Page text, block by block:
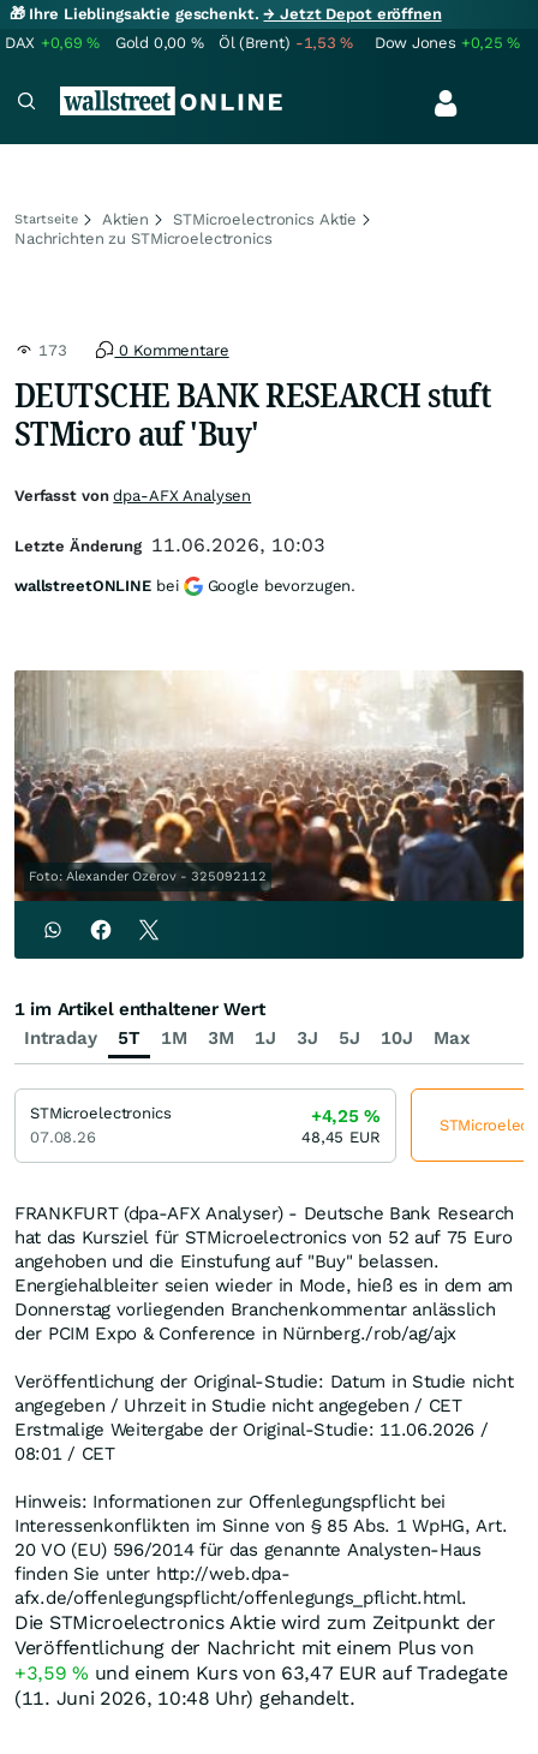
🎁 Ihre Lieblingsaktie geschenkt.→ Jetzt Depot eröffnen
DAX +0,69% Gold 0,00 % Öl (Brent) -1,53% Dow Jones +0,25%
Startseite Aktien
STMicroelectronics Aktie
Nachrichten zu STMicroelectronics
173 0 Kommentare
DEUTSCHE BANK RESEARCH stuft
STMicro auf 'Buy'
Foto: Alexander Ozerov - 325092112
FRANKFURT (dpa-AFX Analyser) - Deutsche Bank Research
hat das Kursziel für STMicroelectronics von 52 auf 75 Euro
angehoben und die Einstufung auf "Buy" belassen.
Energiehalbleiter seien wieder in Mode, hieß es in dem am
Donnerstag vorliegenden Branchenkommentar anlässlich
der PCIM Expo & Conference in Nürnberg./rob/ag/ajx
Veröffentlichung der Original-Studie: Datum in Studie nicht
angegeben / Uhrzeit in Studie nicht angegeben / CET
Erstmalige Weitergabe der Original-Studie: 11.06.2026 /
08:01 / CET
Hinweis: Informationen zur Offenlegungspflicht bei
Interessenkonflikten im Sinne von § 85 Abs. 1 WpHG, Art.
20 VO (EU) 596/2014 für das genannte Analysten-Haus
finden Sie unter http://web.dpa-
afx.de/offenlegungspflicht/offenlegungs_pflicht.html.
Die STMicroelectronics Aktie wird zum Zeitpunkt der
Veröffentlichung der Nachricht mit einem Plus von
+3,59% und einem Kurs von 63,47 EUR auf Tradegate
(11. Juni 2026, 10:48 Uhr) gehandelt.
Verfasst vondpa-AFX Analysen
Letzte Änderung 11.06.2026, 10:03
wallstreetONLINE bei Google bevorzugen.
Intraday 5T 1M 3M 1J 3J 5J 10J Max
1 im Artikel enthaltener Wert
STMicroelectronics
07.08.26
+4,25%
48,45 EUR